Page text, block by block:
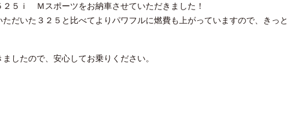
５ｉ Ｍスポーツをお納車させていただきました！
だいた３２５と比べてよりパワフルに燃費も上がっていますので、きっと
したので、安心してお乗りください。